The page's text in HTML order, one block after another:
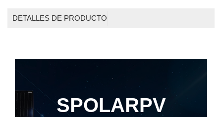
DETALLES DE PRODUCTO
SPOLARPV